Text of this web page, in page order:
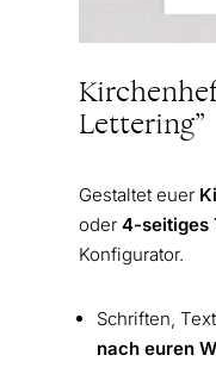
Lettering”
Gestaltet euer
oder 4-seitiges
Konfigurator.
Schriften,
nach euren